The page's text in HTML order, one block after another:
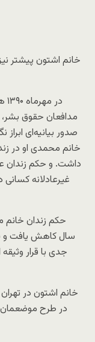
خانم اشتون پیشتر
صدور بیانیه‌ای
خانم محمدی او در
داشت. و حکم زندان
غیرعادلانه
حکم زندان
سال کاهش یافت و
جدی با قرار
خانم اشتون در
در طرح